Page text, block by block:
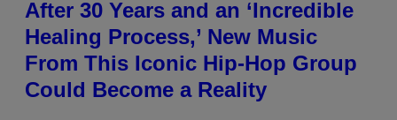
After 30 Years and an ‘Incredible
Healing Process,’ New Music
From This Iconic Hip-Hop Group
Could Become a Reality